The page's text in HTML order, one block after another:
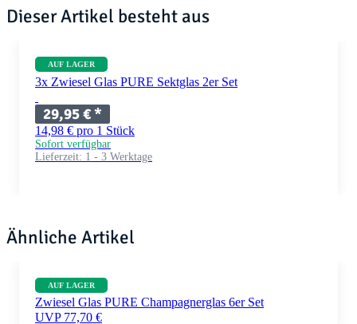
Dieser Artikel besteht aus
AUF LAGER
3x Zwiesel Glas PURE Sektglas 2er Set
29,95 €*
14,98 € pro 1 Stück
Sofort verfügbar
Lieferzeit: 1 - 3 Werktage
Ähnliche Artikel
AUF LAGER
Zwiesel Glas PURE Champagnerglas 6er Set
UVP 77,70 €